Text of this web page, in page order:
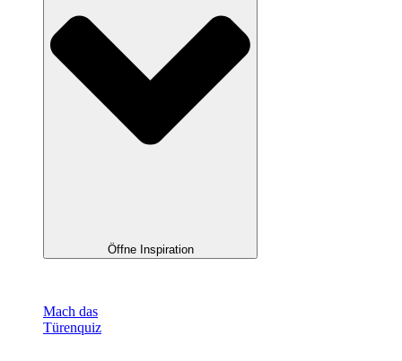
Öffne Inspiration
Mach das
Türenquiz